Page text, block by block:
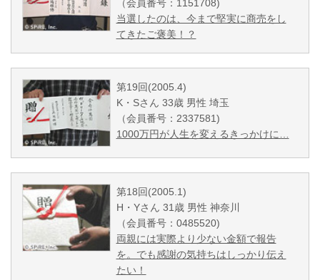
（会員番号：1151708)
当選したのは、今まで堅実に商売をし
てきたご褒美！？
第19回(2005.4)
K・Sさん 33歳 男性 埼玉
（会員番号：2337581)
1000万円が人生を変えるきっかけに…
第18回(2005.1)
H・Yさん 31歳 男性 神奈川
（会員番号：0485520)
両親には実際より少ない金額で報告
を。でも感謝の気持ちはしっかり伝え
たい！